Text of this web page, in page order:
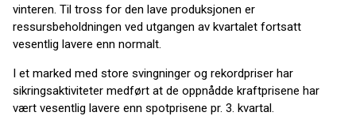
vinteren. Til tross for den lave produksjonen er
ressursbeholdningen ved utgangen av kvartalet fortsatt
vesentlig lavere enn normalt.
I et marked med store svingninger og rekordpriser har
sikringsaktiviteter medført at de oppnådde kraftprisene har
vært vesentlig lavere enn spotprisene pr. 3. kvartal.